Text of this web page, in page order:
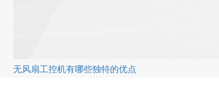
无风扇工控机有哪些独特的优点